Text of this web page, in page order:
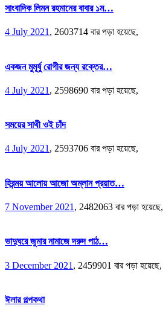
সাংবাদিক লিমন রহমানের বাবার ১ম…
4 July 2021, 2603714 বার পড়া হয়েছে,
একজন মুমূর্ষু রোগীর জন্য রক্তের…
4 July 2021 , 2598690 বার পড়া হয়েছে,
সময়ের সাথী ওই চাঁদ
4 July 2021, 2593706 বার পড়া হয়েছে,
হিরন্ময় আলোয় আজো অম্লান প্রয়াত…
7 November 2021 , 2482063 বার পড়া হয়েছে,
ভাদুঘরে জুমার নামাজে দরুদ পাঠ…
3 December 2021 , 2459901 বার পড়া হয়েছে,
ঈলার গল্পকথা